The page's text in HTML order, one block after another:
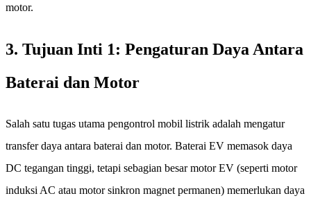
motor.
3. Tujuan Inti 1: Pengaturan Daya Antara
Baterai dan Motor
Salah satu tugas utama pengontrol mobil listrik adalah mengatur
transfer daya antara baterai dan motor. Baterai EV memasok daya
DC tegangan tinggi, tetapi sebagian besar motor EV (seperti motor
induksi AC atau motor sinkron magnet permanen) memerlukan daya